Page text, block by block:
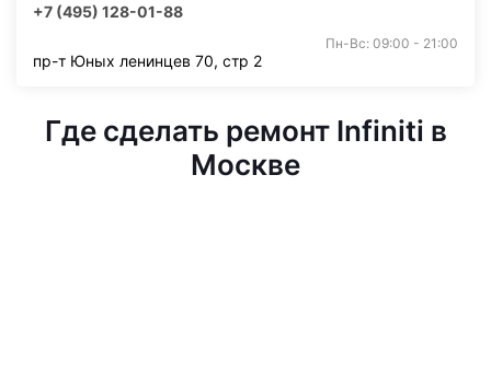
+7 (495) 128-01-88
Пн-Вс: 09:00 - 21:00
пр-т Юных ленинцев 70, стр 2
Где сделать ремонт Infiniti в
Москве